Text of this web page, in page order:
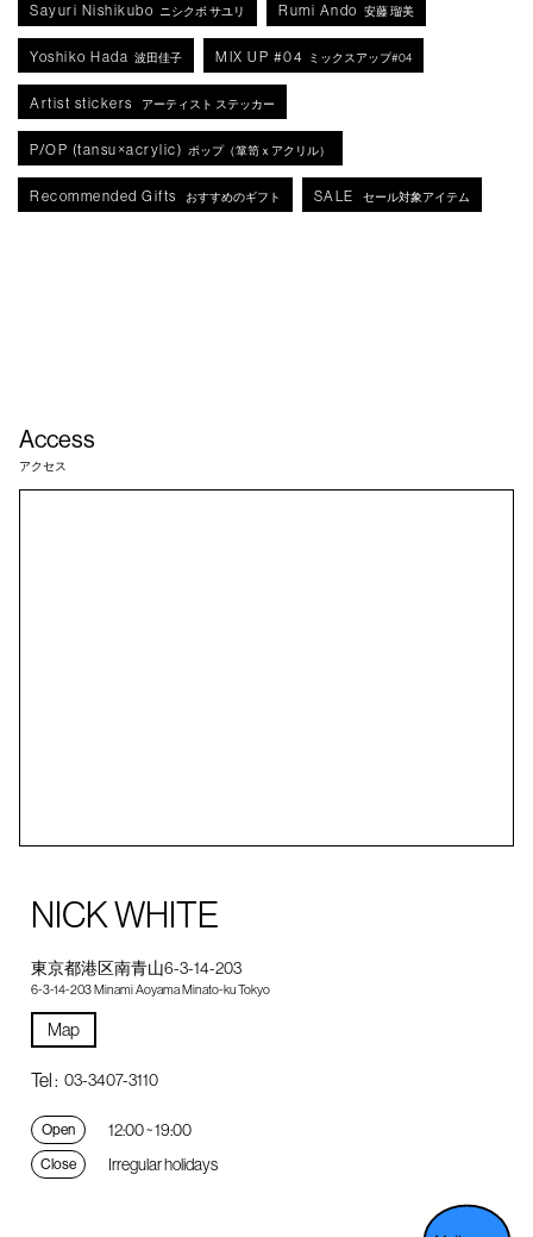
Sayuri Nishikubo ニシクボ サユリ Rumi Ando 安藤 瑠美
Yoshiko Hada 波田佳子 MIX UP #04 ミックスアップ#04
Artist stickers アーティスト ステッカー
P/OP (tansu×acrylic) ポップ（箪笥ｘアクリル）
Recommended Gifts おすすめのギフト SALE セール対象アイテム
Access
アクセス
NICK WHITE
東京都港区南青山6-3-14-203
6-3-14-203 Minami Aoyama Minato-ku Tokyo
Map
Tel : 03-3407-3110
Open 12:00 ~ 19:00
Close Irregular holidays